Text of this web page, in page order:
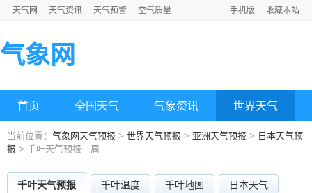
天气网 天气资讯 天气预警 空气质量 手机版 收藏本站
气象网
首页 全国天气 气象资讯 世界天气
当前位置： 气象网天气预报 > 世界天气预报 > 亚洲天气预报 > 日本天气预
报 > 千叶天气预报一周
千叶天气预报 千叶温度 千叶地图 日本天气